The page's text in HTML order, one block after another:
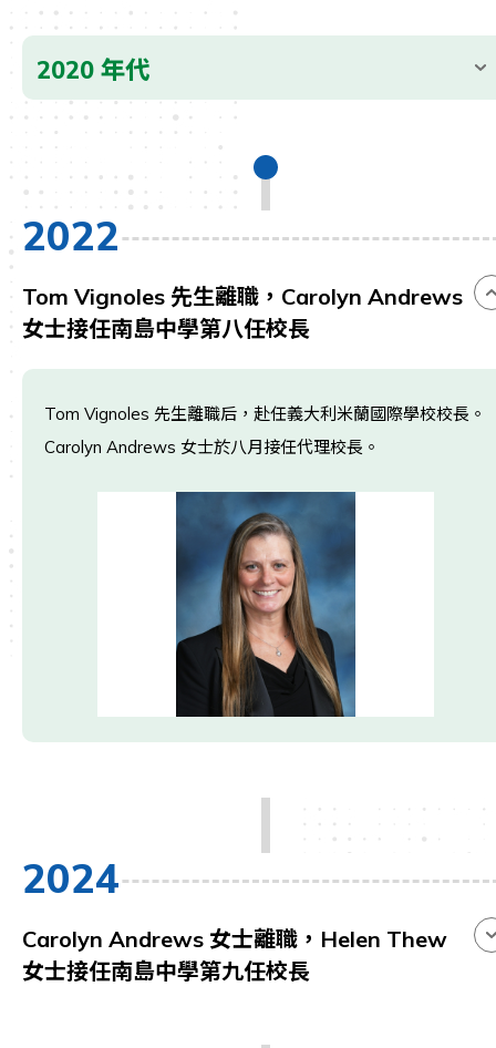
2020 年代
2022
Tom Vignoles 先生離職，Carolyn Andrews
女士接任南島中學第八任校長
Tom Vignoles 先生離職后，赴任義大利米蘭國際學校校長。
Carolyn Andrews 女士於八月接任代理校長。
2024
Carolyn Andrews 女士離職，Helen Thew
女士接任南島中學第九任校長